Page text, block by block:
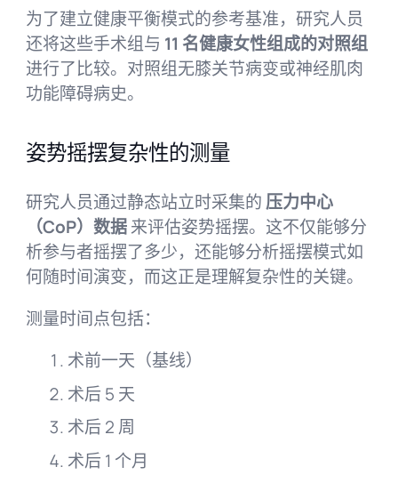
为了建立健康平衡模式的参考基准，研究人员
还将这些手术组与 11 名健康女性组成的对照组
进行了比较。对照组无膝关节病变或神经肌肉
功能障碍病史。
姿势摇摆复杂性的测量
研究人员通过静态站立时采集的压力中心
（CoP）数据来评估姿势摇摆。这不仅能够分
析参与者摇摆了多少，还能够分析摇摆模式如
何随时间演变，而这正是理解复杂性的关键。
测量时间点包括：
术前一天（基线）
术后 5 天
术后 2 周
术后 1 个月